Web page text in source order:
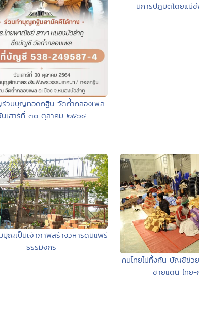
วมบุญทอดกฐิน วัดถ้ำกลองเพล
นเสาร์ที่ ๓๐ ตุลาคม ๒๕๖๔
นการปฎิบัติโดยแม่
ญเป็นเจ้าภาพสร้างวิหารดินแพร่
ธรรมจักร
คนไทยไม่ทิ้งกัน บัญชีช่ว
ชายแดน ไทย